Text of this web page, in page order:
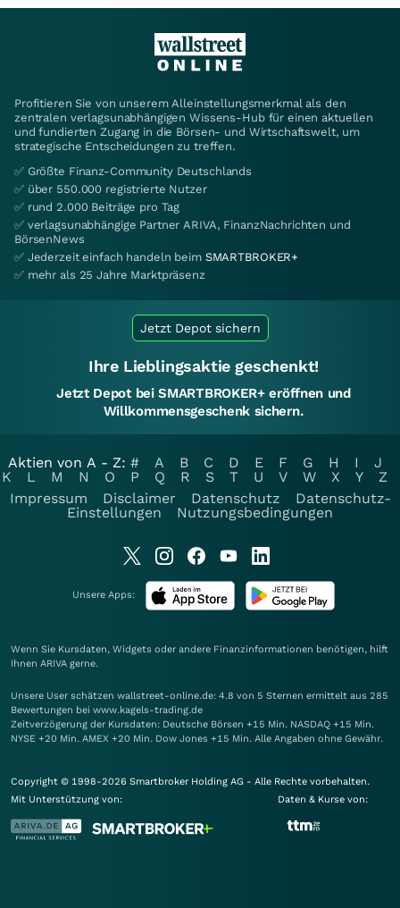
Profitieren Sie von unserem Alleinstellungsmerkmal als den
zentralen verlagsunabhängigen Wissens-Hub für einen aktuellen
und fundierten Zugang in die Börsen- und Wirtschaftswelt, um
strategische Entscheidungen zu treffen.
✅ Größte Finanz-Community Deutschlands
✅ über 550.000 registrierte Nutzer
✅ rund 2.000 Beiträge pro Tag
✅ verlagsunabhängige Partner ARIVA, FinanzNachrichten und
BörsenNews
✅ Jederzeit einfach handeln beim SMARTBROKER+
✅ mehr als 25 Jahre Marktpräsenz
Jetzt Depot sichern
Ihre Lieblingsaktie geschenkt!
Jetzt Depot bei SMARTBROKER+ eröffnen und
Willkommensgeschenk sichern.
Aktien von A - Z: # A B C D E F G H I
J
K
L M N O P Q R S T U V W X Y
Z
Impressum
Disclaimer Datenschutz
Datenschutz-
Einstellungen
Nutzungsbedingungen
Unsere Apps:
Wenn Sie Kursdaten, Widgets oder andere Finanzinformationen benötigen, hilft
Ihnen ARIVA gerne.
Unsere User schätzen wallstreet-online.de: 4.8 von 5 Sternen ermittelt aus 285
Bewertungen bei www.kagels-trading.de
Zeitverzögerung der Kursdaten: Deutsche Börsen +15 Min. NASDAQ +15 Min.
NYSE +20 Min. AMEX +20 Min. Dow Jones +15 Min. Alle Angaben ohne Gewähr.
Copyright © 1998-2026 Smartbroker Holding AG - Alle Rechte vorbehalten.
Mit Unterstützung von:
Daten & Kurse von: